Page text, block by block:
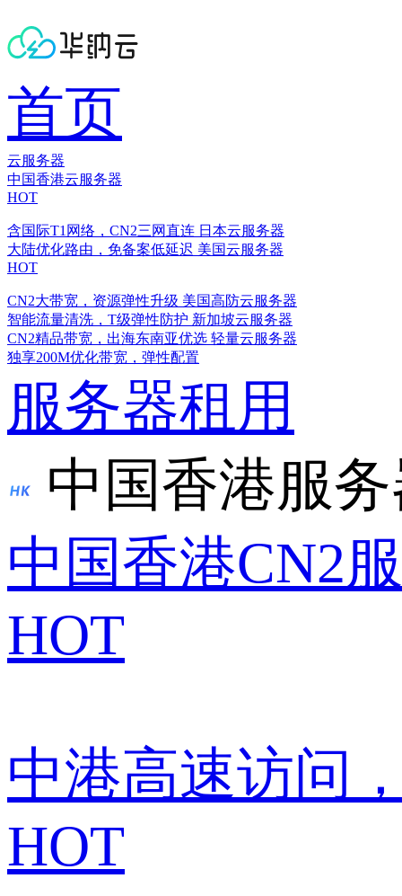
首页
云服务器
中国香港云服务器
HOT
含国际T1网络，CN2三网直连 日本云服务器
大陆优化路由，免备案低延迟 美国云服务器
HOT
CN2大带宽，资源弹性升级 美国高防云服务器
智能流量清洗，T级弹性防护 新加坡云服务器
CN2精品带宽，出海东南亚优选 轻量云服务器
独享200M优化带宽，弹性配置
服务器租用
中国香港服
中国香港CN2
HOT
中港高速访问
HOT